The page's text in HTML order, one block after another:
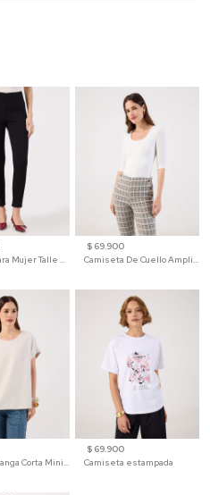
Leggigs Para Mujer Talle Alto Liso
$ 69.900
Camiseta De Cuello Amplio Y Manga 3/4 Para Mujer
Blusa de Manga Corta Minimalista para Mujer
$ 69.900
Camiseta estampada